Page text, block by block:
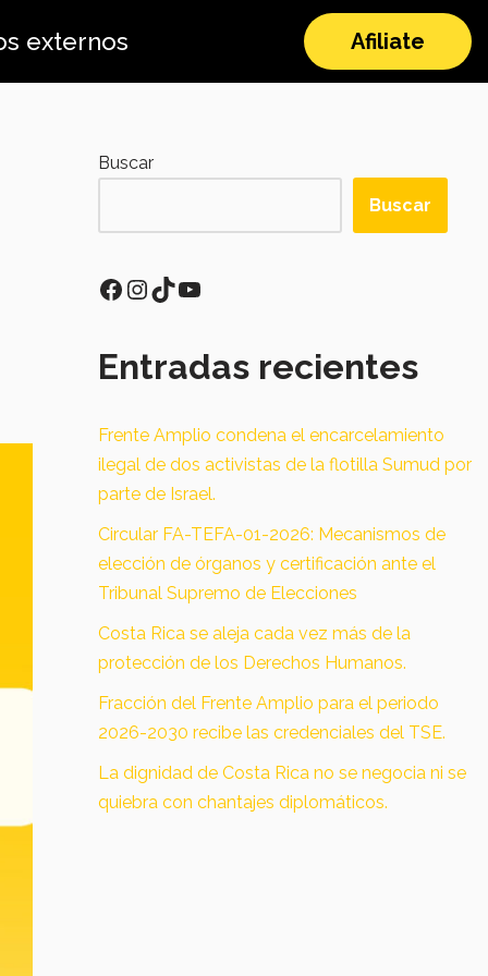
externos Afiliate
Buscar
Buscar
Entradas recientes
Frente Amplio condena el encarcelamiento
ilegal de dos activistas de la flotilla Sumud por
parte de Israel.
Circular FA-TEFA-01-2026: Mecanismos de
elección de órganos y certificación ante el
Tribunal Supremo de Elecciones
Costa Rica se aleja cada vez más de la
protección de los Derechos Humanos.
Fracción del Frente Amplio para el periodo
2026-2030 recibe las credenciales del TSE.
La dignidad de Costa Rica no se negocia ni se
quiebra con chantajes diplomáticos.